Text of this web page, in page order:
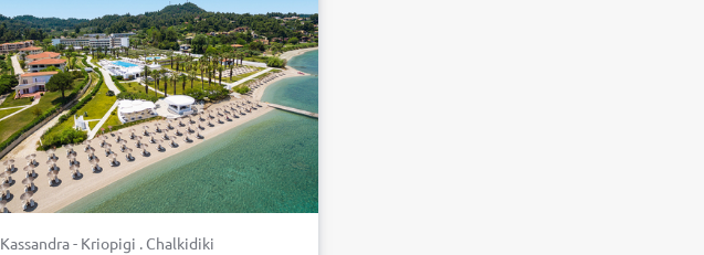
Kassandra - Kriopigi . Chalkidiki